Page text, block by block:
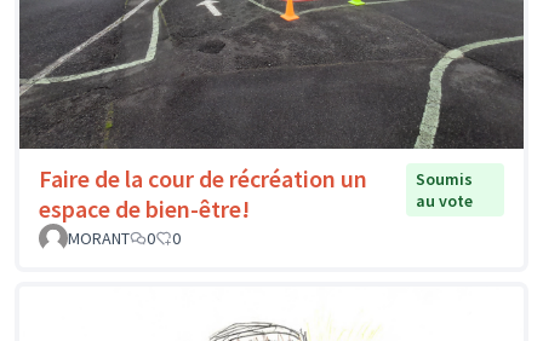
Faire de la cour de récréation un
espace de bien-être!
Soumis
au vote
MORANT
0 0